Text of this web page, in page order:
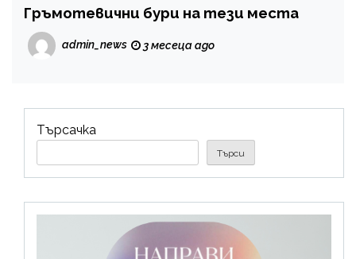
Гръмотевични бури на тези места
admin_news 3 месеца ago
Търсачка
Търси